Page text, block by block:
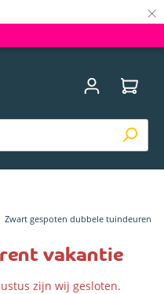
×
Zwart gespoten dubbele tuindeuren
vakantie
zijn wij gesloten.